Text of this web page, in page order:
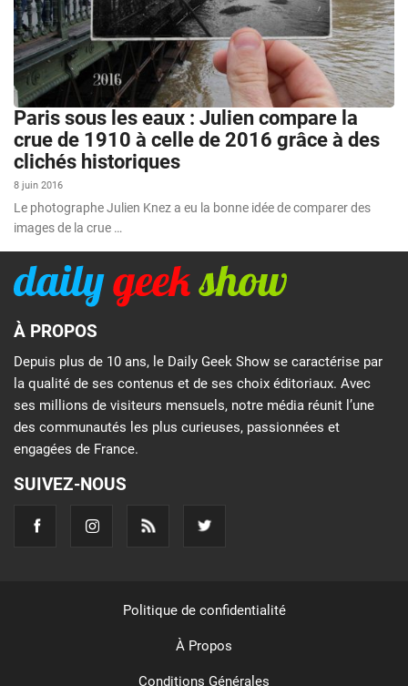
Paris sous les eaux : Julien compare la
crue de 1910 à celle de 2016 grâce à des
clichés historiques
8 juin 2016
Le photographe Julien Knez a eu la bonne idée de comparer des
images de la crue …
À PROPOS
Depuis plus de 10 ans, le Daily Geek Show se caractérise par
la qualité de ses contenus et de ses choix éditoriaux. Avec
ses millions de visiteurs mensuels, notre média réunit l’une
des communautés les plus curieuses, passionnées et
engagées de France.
SUIVEZ-NOUS
Politique de confidentialité
À Propos
Conditions Générales